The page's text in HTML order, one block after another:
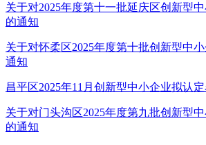
关于对2025年度第十一批延庆区创新型
的通知
关于对怀柔区2025年度第十批创新型中
通知
昌平区2025年11月创新型中小企业拟认
关于对门头沟区2025年度第九批创新型
的通知